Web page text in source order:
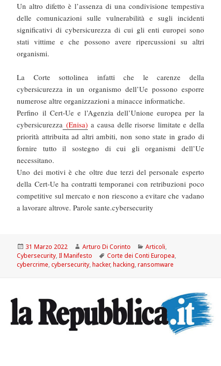
Un altro difetto è l’assenza di una condivisione tempestiva
delle comunicazioni sulle vulnerabilità e sugli incidenti
significativi di cybersicurezza di cui gli enti europei sono
stati vittime e che possono avere ripercussioni su altri
organismi.
La Corte sottolinea infatti che le carenze della
cybersicurezza in un organismo dell’Ue possono esporre
numerose altre organizzazioni a minacce informatiche.
Perfino il Cert-Ue e l’Agenzia dell’Unione europea per la
cybersicurezza (Enisa)a causa delle risorse limitate e della
priorità attribuita ad altri ambiti, non sono state in grado di
fornire tutto il sostegno di cui gli organismi dell’Ue
necessitano.
Uno dei motivi è che oltre due terzi del personale esperto
della Cert-Ue ha contratti temporanei con retribuzioni poco
competitive sul mercato e non riescono a evitare che vadano
a lavorare altrove. Parole sante.cybersecurity
Scritto
il
31 Marzo 2022 Autore
Arturo Di Corinto Categorie
Articoli,
Cybersecurity,Il Manifesto Tag
Corte dei Conti Europea,
cybercrime,cybersecurity,hacker,hacking,ransomware